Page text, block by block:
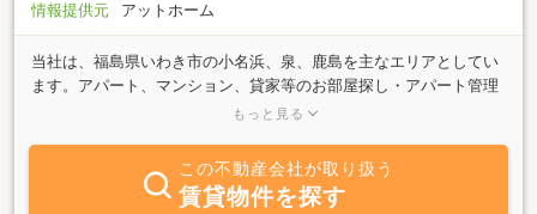
情報提供元
アットホーム
当社は、福島県いわき市の小名浜、泉、鹿島を主なエリアとしてい
ます。アパート、マンション、貸家等のお部屋探し・アパート管理
から土地建物の売却・購入の仲介まで、不動産のことならお気軽に
もっと見る
この不動産会社が取り扱う
賃貸物件を探す